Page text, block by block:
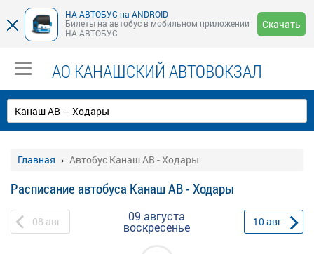
НА АВТОБУС на ANDROID
Билеты на автобус в мобильном приложении
НА АВТОБУС
Скачать
АО КАНАШСКИЙ АВТОВОКЗАЛ
Главная Автобус Канаш АВ - Ходары
Расписание автобуса Канаш АВ - Ходары
08 авг 09 августа
воскресенье 10авг